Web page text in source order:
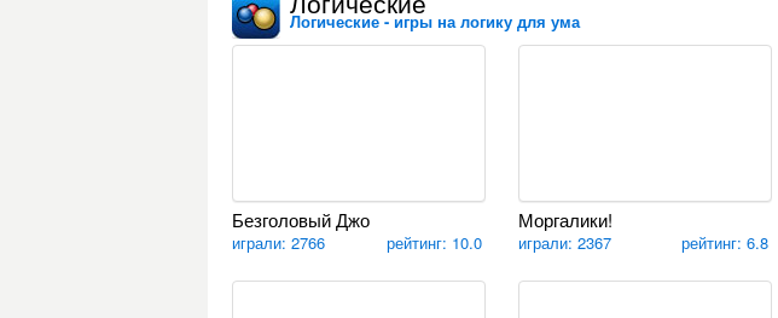
Логические - игры на логику для ума
Безголовый Джо
играли: 2766 рейтинг: 10.0
Моргалики!
играли: 2367 рейтинг: 6.8